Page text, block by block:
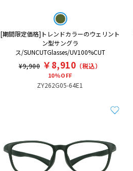
[期間限定価格]トレンドカラーのウェリント
ン型サングラ
ス/SUNCUTGlasses/UV100%CUT
¥9,900 ￥8,910 （税込）
10%OFF
ZY262G05-64E1